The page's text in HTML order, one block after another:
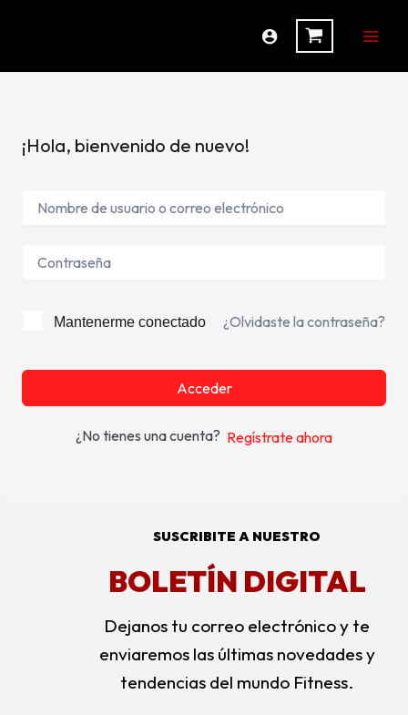
¡Hola, bienvenido de nuevo!
Mantenerme conectado ¿Olvidaste la contraseña?
Acceder
¿No tienes una cuenta? Regístrate ahora
SUSCRIBITE A NUESTRO
BOLETÍN DIGITAL
Dejanos tu correo electrónico y te
enviaremos las últimas novedades y
tendencias del mundo Fitness.